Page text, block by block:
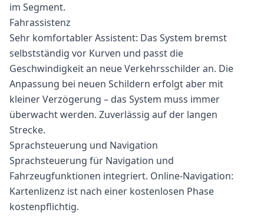
im Segment.
Fahrassistenz
Sehr komfortabler Assistent: Das System bremst
selbstständig vor Kurven und passt die
Geschwindigkeit an neue Verkehrsschilder an. Die
Anpassung bei neuen Schildern erfolgt aber mit
kleiner Verzögerung – das System muss immer
überwacht werden. Zuverlässig auf der langen
Strecke.
Sprachsteuerung und Navigation
Sprachsteuerung für Navigation und
Fahrzeugfunktionen integriert. Online-Navigation:
Kartenlizenz ist nach einer kostenlosen Phase
kostenpflichtig.